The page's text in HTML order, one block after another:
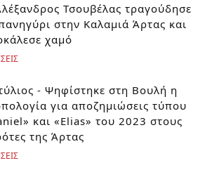
Τσουβέλας τραγούδησε
στην Καλαμιά Άρτας και
χαμό
- Ψηφίστηκε στη Βουλή η
για αποζημιώσεις τύπου
και «Elias» του 2023 στους
της Άρτας